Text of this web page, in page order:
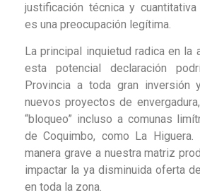
justificación técnica y
es una preocupación legítima.
La principal inquietud radica en la
esta potencial declaración
Provincia a toda gran inversión
nuevos proyectos de
“bloqueo” incluso a comunas
de Coquimbo, como La Higuera.
manera grave a nuestra matriz
impactar la ya disminuida oferta
en toda la zona.